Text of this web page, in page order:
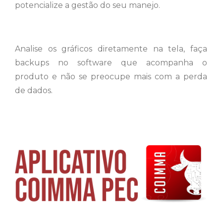
potencialize a gestão do seu manejo.
Analise os gráficos diretamente na tela, faça
backups no software que acompanha o
produto e não se preocupe mais com a perda
de dados.